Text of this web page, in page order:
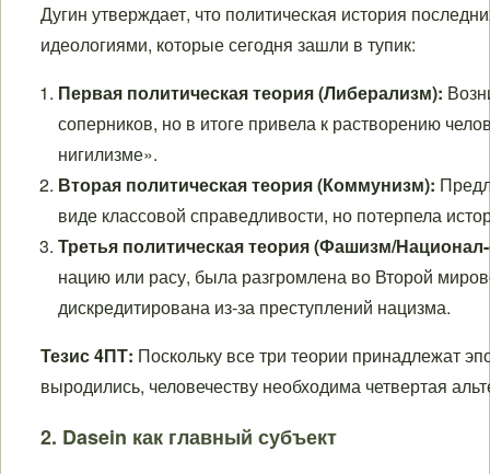
Дугин утверждает, что политическая история
идеологиями, которые сегодня зашли в тупик:
Первая политическая теория (Либерализм):
соперников, но в итоге привела к растворению
нигилизме».
Вторая политическая теория (Коммунизм):
виде классовой справедливости, но потерпела
Третья политическая теория (Фашизм/
нацию или расу, была разгромлена во Второй
дискредитирована из-за преступлений нацизма.
Тезис 4ПТ: Поскольку все три теории принадлежат
выродились, человечеству необходима четвертая
2. Dasein как главный субъект